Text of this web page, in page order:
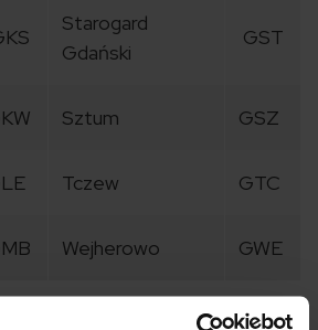
Starogard
Gdański
GST
Sztum GSZ
Tczew GTC
Wejherowo GWE
K